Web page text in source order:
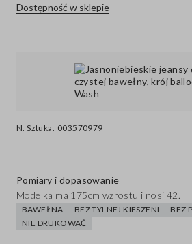
N. Sztuka. 003570979
Dostępność w sklepie
Pomiary i dopasowanie
Modelka ma 175cm wzrostu i nosi 42.
BAWEŁNA BEZ TYLNEJ KIESZENI
BEZ
NIE DRUKOWAĆ